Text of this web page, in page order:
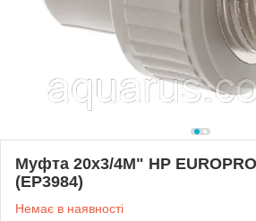
Муфта 20x3/4M" НР
(EP3984)
Немає в наявності